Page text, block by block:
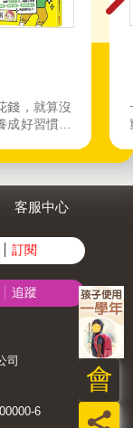
的你
人越拚越
體悟富人與
員
會
客服中心
訂閱
追蹤
司
6